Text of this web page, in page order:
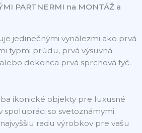
PARTNERMI na MONTÁŽ a
jedinečnými vynálezmi ako prvá
typmi prúdu, prvá výsuvná
dokonca prvá sprchová tyč.
ikonické objekty pre luxusné
spolupráci so svetoznámymi
radu výrobkov pre vašu